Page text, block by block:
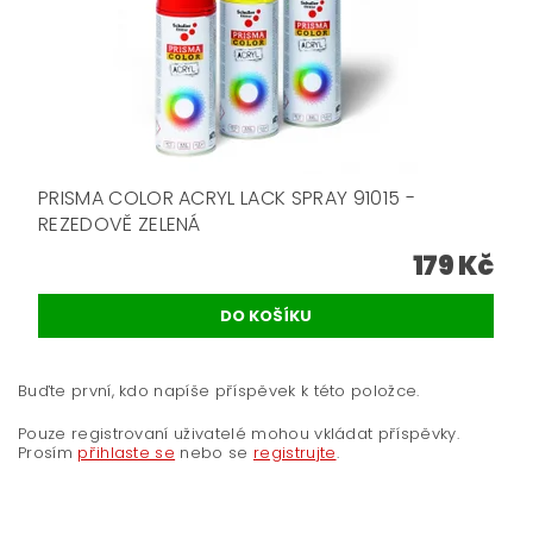
PRISMA COLOR ACRYL LACK SPRAY 91015 -
REZEDOVĚ ZELENÁ
179 Kč
Buďte první, kdo napíše příspěvek k této položce.
Pouze registrovaní uživatelé mohou vkládat příspěvky.
Prosím přihlaste se nebo se registrujte.